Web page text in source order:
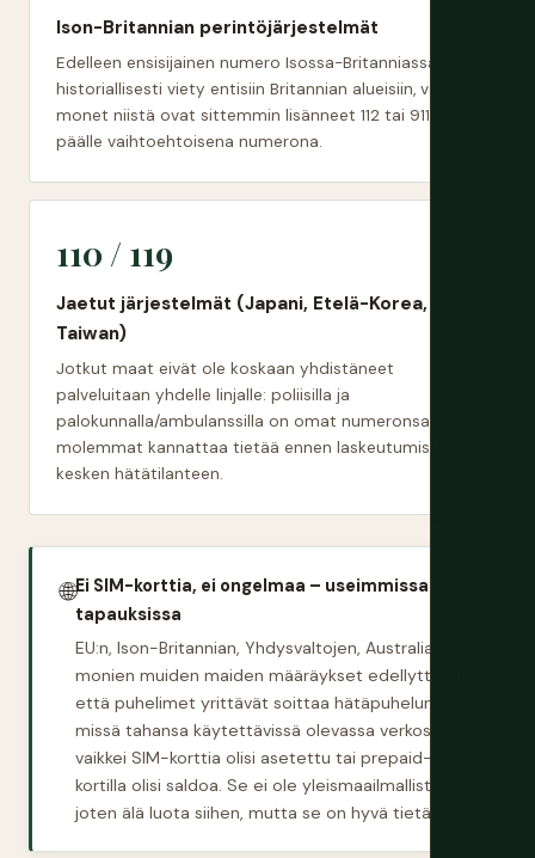
Ison-Britannian perintöjärjestelmät
Edelleen ensisijainen numero Isossa-Britanniassa, ja
historiallisesti viety entisiin Britannian alueisiin, vaikka
monet niistä ovat sittemmin lisänneet 112 tai 911
päälle vaihtoehtoisena numerona.
110 / 119
Jaetut järjestelmät (Japani, Etelä-Korea,
Taiwan)
Jotkut maat eivät ole koskaan yhdistäneet
palveluitaan yhdelle linjalle: poliisilla ja
palokunnalla/ambulanssilla on omat numeronsa, joten
molemmat kannattaa tietää ennen laskeutumista, ei
kesken hätätilanteen.
🌐Ei SIM-korttia, ei ongelmaa – useimmissa
tapauksissa
EU:n, Ison-Britannian, Yhdysvaltojen, Australian ja
monien muiden maiden määräykset edellyttävät,
että puhelimet yrittävät soittaa hätäpuhelun
missä tahansa käytettävissä olevassa verkossa,
vaikkei SIM-korttia olisi asetettu tai prepaid-
kortilla olisi saldoa. Se ei ole yleismaailmallista,
joten älä luota siihen, mutta se on hyvä tietää.